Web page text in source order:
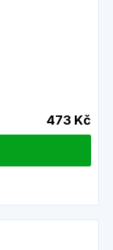
473 Kč